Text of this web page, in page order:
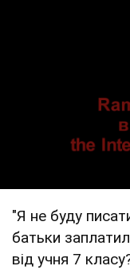
"Я не буду
батьки
від учня 7